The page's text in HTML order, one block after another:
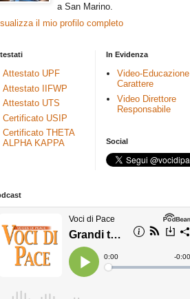
a San Marino.
il mio profilo completo
Attestato UPF
Attestato IIFWP
Attestato UTS
Certificato USIP
Certificato THETA
ALPHA KAPPA
In Evidenza
Video-Educazione
Carattere
Video Direttore
Responsabile
Social